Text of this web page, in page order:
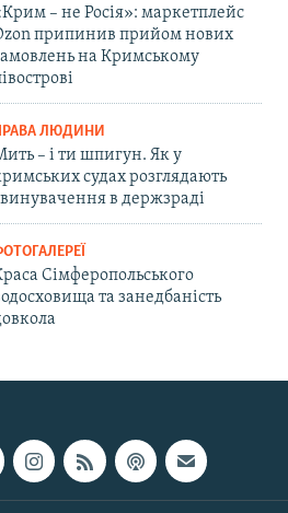
– не Росія»: маркетплейс
припинив прийом нових
на Кримському
ЛЮДИНИ
– і ти шпигун. Як у
судах розглядають
в держзраді
Сімферопольського
та занедбаність